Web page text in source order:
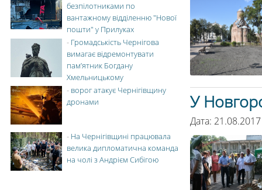
У
Дата:
безпілотниками по
вантажному відділенню "Нової
пошти" у Прилуках
- Громадськість Чернігова
вимагає відремонтувати
пам’ятник Богдану
Хмельницькому
- ворог атакує Чернігівщину
дронами
- На Чернігівщині працювала
велика дипломатична команда
на чолі з Андрієм Сибігою